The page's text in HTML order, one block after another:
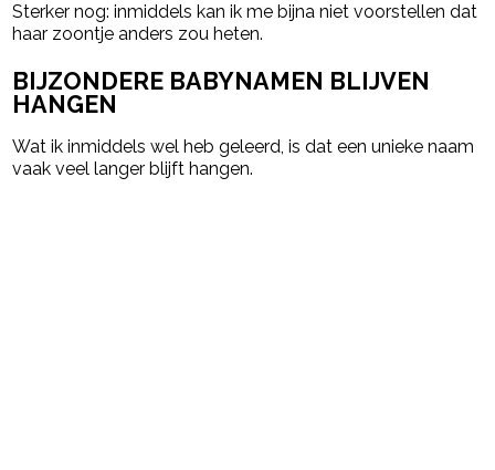
Sterker nog: inmiddels kan ik me bijna niet voorstellen dat
haar zoontje anders zou heten.
BIJZONDERE BABYNAMEN BLIJVEN
HANGEN
Wat ik inmiddels wel heb geleerd, is dat een unieke naam
vaak veel langer blijft hangen.